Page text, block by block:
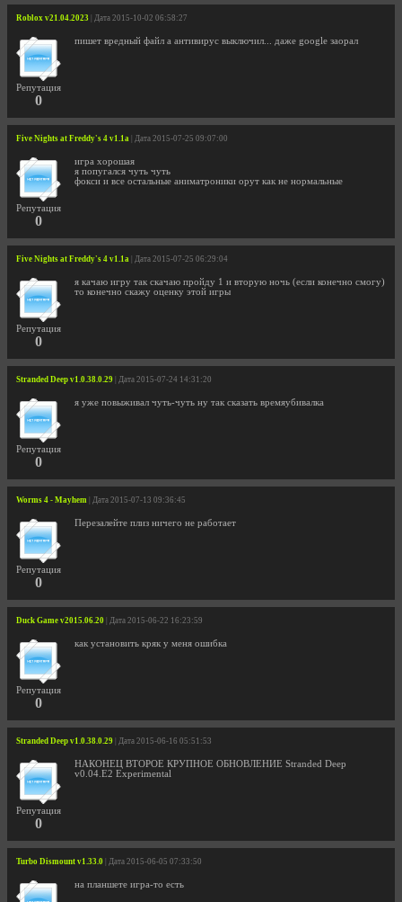
Roblox v21.04.2023 | Дата 2015-10-02 06:58:27
Репутация
0
пишет вредный файл а антивирус выключил... даже google заорал
Five Nights at Freddy's 4 v1.1a | Дата 2015-07-25 09:07:00
Репутация
0
игра хорошая
я попугался чуть чуть
фокси и все остальные аниматроники орут как не нормальные
Five Nights at Freddy's 4 v1.1a | Дата 2015-07-25 06:29:04
Репутация
0
я качаю игру так скачаю пройду 1 и вторую ночь (если конечно смогу)
то конечно скажу оценку этой игры
Stranded Deep v1.0.38.0.29 | Дата 2015-07-24 14:31:20
Репутация
0
я уже повыживал чуть-чуть ну так сказать времяубивалка
Worms 4 - Mayhem | Дата 2015-07-13 09:36:45
Репутация
0
Перезалейте плиз ничего не работает
Duck Game v2015.06.20 | Дата 2015-06-22 16:23:59
Репутация
0
как установить кряк у меня ошибка
Stranded Deep v1.0.38.0.29 | Дата 2015-06-16 05:51:53
Репутация
0
НАКОНЕЦ ВТОРОЕ КРУПНОЕ ОБНОВЛЕНИЕ Stranded Deep
v0.04.E2 Experimental
Turbo Dismount v1.33.0 | Дата 2015-06-05 07:33:50
на планшете игра-то есть